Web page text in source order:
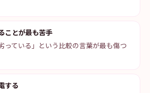
ことが最も苦手
っている」という比較の言葉が最も傷つ
する